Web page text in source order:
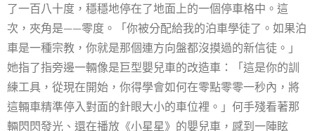
了一百八十度，穩穩地停在了地面上的一個停車格中。這
次，夾角是——零度。「你被分配給我的泊車學徒了。如果泊
車是一種宗教，你就是那個連方向盤都沒摸過的新信徒。」
她指了指旁邊一輛像是巨型嬰兒車的改造車：「這是你的訓
練工具，從現在開始，你得學會如何在零點零零一秒內，將
這輛車精準停入對面的針眼大小的車位裡。」何手殘看著那
輛閃閃發光、還在播放《小星星》的嬰兒車，感到一陣眩